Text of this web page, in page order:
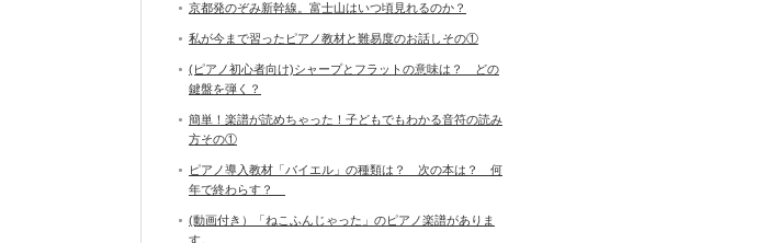
京都発のぞみ新幹線。富士山はいつ頃見れるのか？
私が今まで習ったピアノ教材と難易度のお話しその①
(ピアノ初心者向け)シャープとフラットの意味は？ どの
鍵盤を弾く？
簡単！楽譜が読めちゃった！子どもでもわかる音符の読み
方その①
ピアノ導入教材「バイエル」の種類は？ 次の本は？ 何
年で終わらす？
(動画付き）「ねこふんじゃった」のピアノ楽譜がありま
す。